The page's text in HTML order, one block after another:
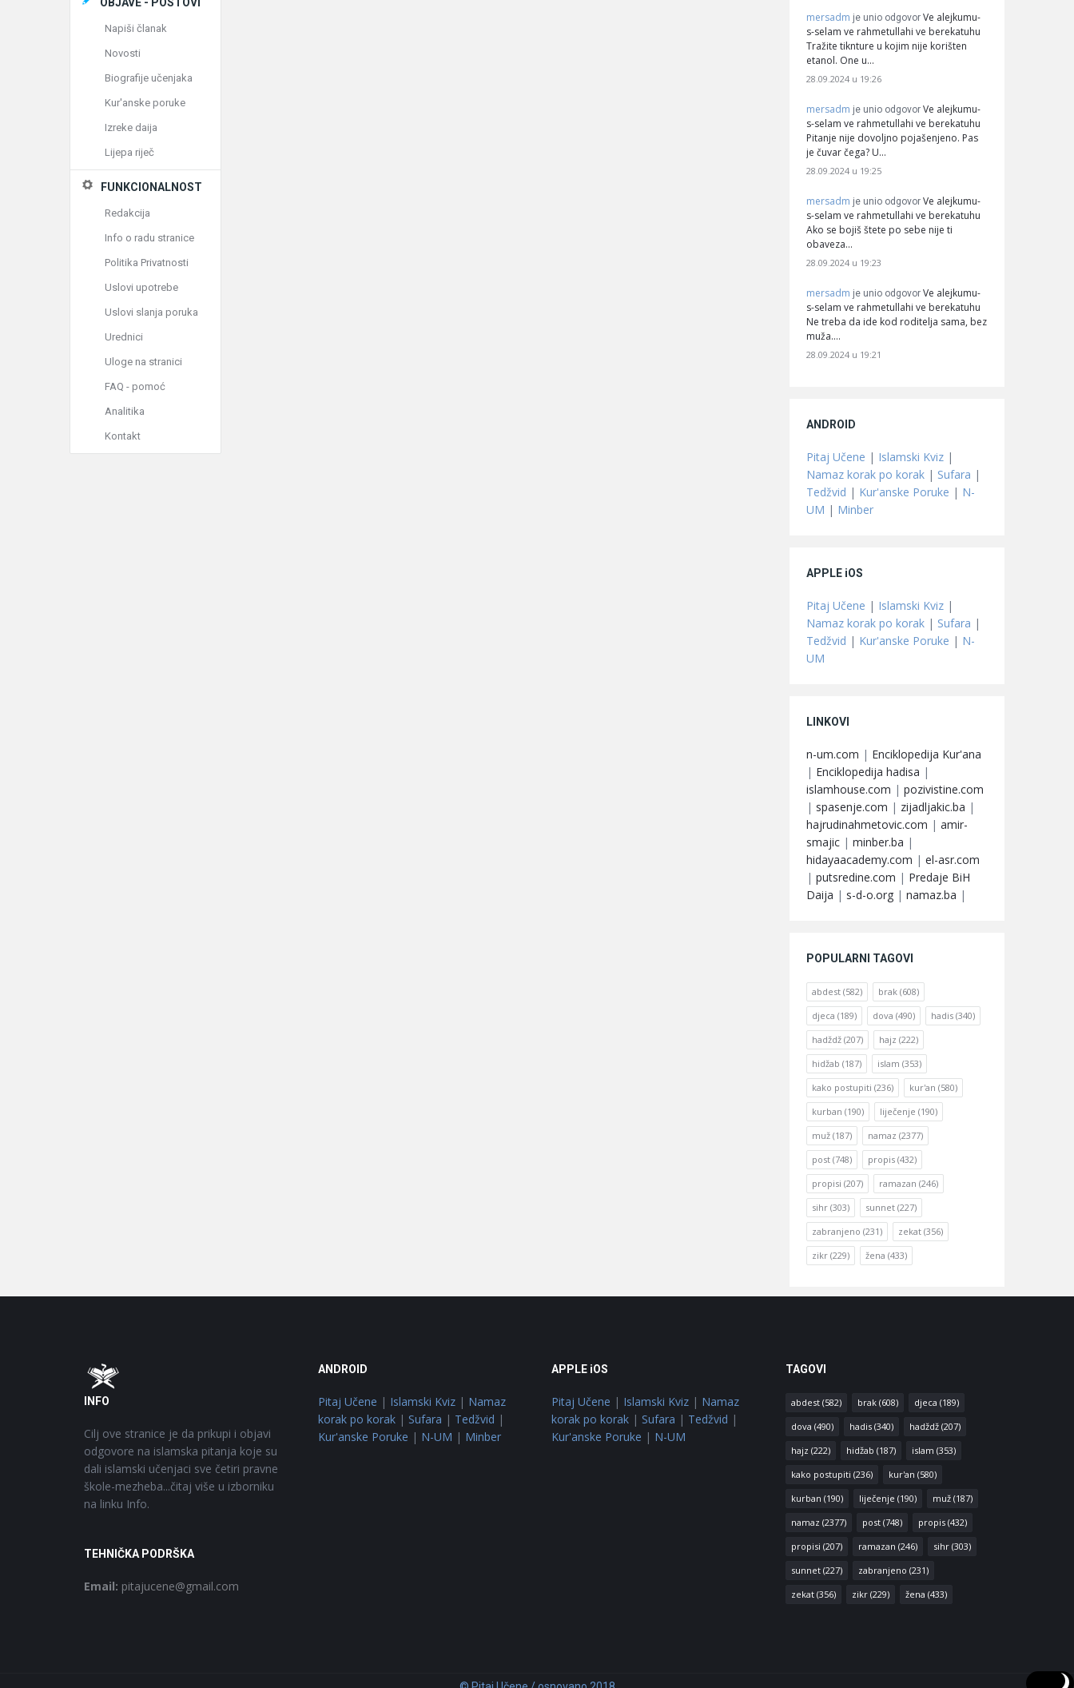
mersadm je unio odgovor Ve alejkumu-
s-selam ve rahmetullahi ve berekatuhu
Tražite tiknture u kojim nije korišten
etanol. One u…
28.09.2024 u 19:26
mersadm je unio odgovor Ve alejkumu-
s-selam ve rahmetullahi ve berekatuhu
Pitanje nije dovoljno pojašenjeno. Pas
je čuvar čega? U…
28.09.2024 u 19:25
mersadm je unio odgovor Ve alejkumu-
s-selam ve rahmetullahi ve berekatuhu
Ako se bojiš štete po sebe nije ti
obaveza…
28.09.2024 u 19:23
mersadm je unio odgovor Ve alejkumu-
s-selam ve rahmetullahi ve berekatuhu
Ne treba da ide kod roditelja sama, bez
muža.…
28.09.2024 u 19:21
ANDROID
Pitaj Učene | Islamski Kviz |
Namaz korak po korak | Sufara |
Tedžvid | Kur'anske Poruke | N-
UM | Minber
APPLE iOS
Pitaj Učene | Islamski Kviz |
Namaz korak po korak | Sufara |
Tedžvid | Kur'anske Poruke | N-
UM
LINKOVI
n-um.com | Enciklopedija Kur'ana
| Enciklopedija hadisa |
islamhouse.com | pozivistine.com
| spasenje.com | zijadljakic.ba |
hajrudinahmetovic.com | amir-
smajic | minber.ba |
hidayaacademy.com | el-asr.com
| putsredine.com | Predaje BiH
Daija | s-d-o.org | namaz.ba |
POPULARNI TAGOVI
abdest (582) brak (608)
djeca (189) dova (490) hadis (340)
hadždž (207) hajz (222)
hidžab (187) islam (353)
kako postupiti (236) kur'an (580)
kurban (190) liječenje (190)
muž (187) namaz (2377)
post (748) propis (432)
propisi (207) ramazan (246)
sihr (303) sunnet (227)
zabranjeno (231) zekat (356)
zikr (229) žena (433)
Napiši članak
Novosti
Biografije učenjaka
Kur'anske poruke
Izreke daija
Lijepa riječ
FUNKCIONALNOST
Redakcija
Info o radu stranice
Politika Privatnosti
Uslovi upotrebe
Uslovi slanja poruka
Urednici
Uloge na stranici
FAQ - pomoć
Analitika
Kontakt
Footer
INFO
Cilj ove stranice je da prikupi i objavi
odgovore na islamska pitanja koje su
dali islamski učenjaci sve četiri pravne
škole-mezheba...čitaj više u izborniku
na linku Info.
TEHNIČKA PODRŠKA
Email: pitajucene@gmail.com
ANDROID
Pitaj Učene | Islamski Kviz| Namaz
korak po korak| Sufara | Tedžvid |
Kur'anske Poruke | N-UM | Minber
APPLE iOS
Pitaj Učene | Islamski Kviz | Namaz
korak po korak | Sufara | Tedžvid |
Kur'anske Poruke | N-UM
TAGOVI
abdest(582) brak(608) djeca (189)
dova (490) hadis(340) hadždž(207)
hajz (222) hidžab (187) islam (353)
kako postupiti (236) kur'an (580)
kurban (190) liječenje (190) muž(187)
namaz (2377) post(748) propis(432)
propisi (207) ramazan (246) sihr(303)
sunnet(227) zabranjeno (231)
zekat(356) zikr(229) žena (433)